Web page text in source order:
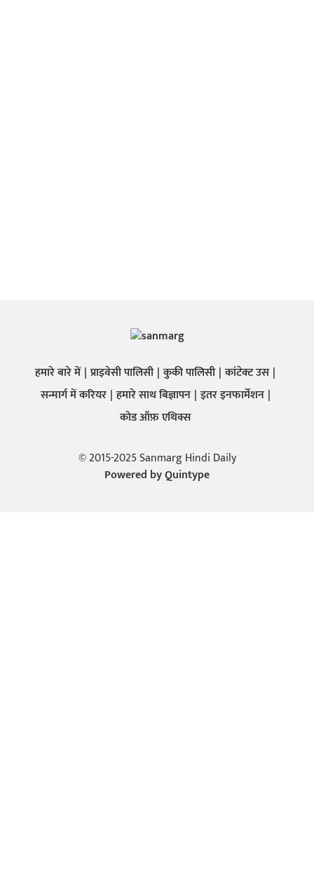
हमारे बारे में प्राइवेसी पालिसी कुकी पालिसी कांटेक्ट उस
सन्मार्ग में करियर हमारे साथ बिज्ञापन इतर इनफार्मेशन
कोड ऑफ़ एथिक्स
© 2015-2025 Sanmarg Hindi Daily
Powered byQuintype